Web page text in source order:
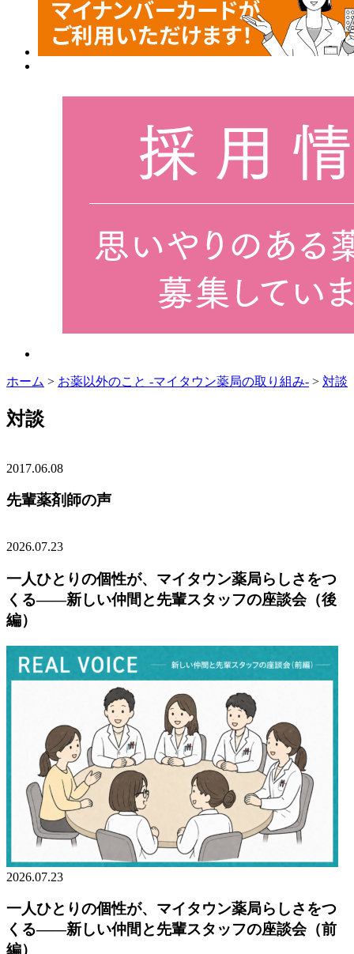
ホーム > お薬以外のこと -マイタウン薬局の取り組み- > 対談
対談
2017.06.08
先輩薬剤師の声
2026.07.23
一人ひとりの個性が、マイタウン薬局らしさをつ
くる——新しい仲間と先輩スタッフの座談会（後
編）
2026.07.23
一人ひとりの個性が、マイタウン薬局らしさをつ
くる——新しい仲間と先輩スタッフの座談会（前
編）